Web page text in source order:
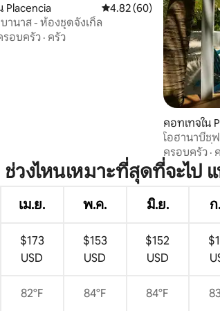
9 รีวิว
Placencia คะแนนเฉลี่ย 4.82 จาก 5,
4.82 (60)
านาส - ห้องชุดจังเกิ้ล
รอบครัว · ครัว
คอทเทจใน
โอฮานาบีช
ตัววิวและที่
ครอบครัว ·
ช่วงไหนเหมาะที่สุดที่จะไป
เม.ย. พ.ค. มิ.ย.
$173
USD
$153
USD
$152
USD
82°F 84°F 84°F